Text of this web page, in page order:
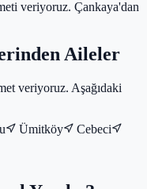
veriyoruz. Çankaya'dan
Aileler
veriyoruz. Aşağıdaki
Ümitköy
Cebeci